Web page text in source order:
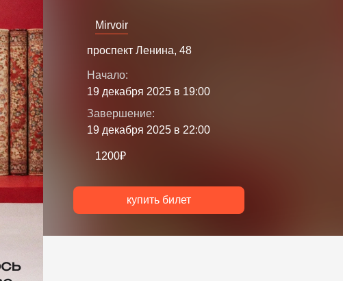
купить билет
Mirvoir
проспект Ленина, 48
Начало:
19 декабря 2025 в 19:00
Завершение:
19 декабря 2025 в 22:00
1200₽